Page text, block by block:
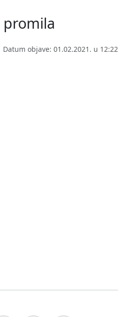
promila
Datum objave: 01.02.2021. u 12:22